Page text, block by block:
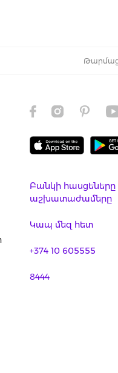
Բանկի հասցեները
աշխատաժամերը
Կապ մեզ հետ
+374 10 605555
8444